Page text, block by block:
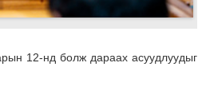
12-нд болж дараах асуудлуудыг